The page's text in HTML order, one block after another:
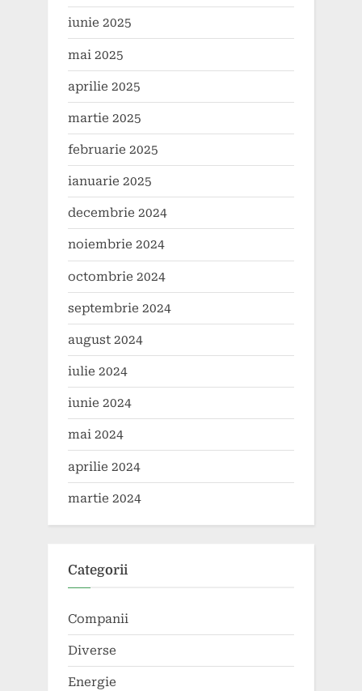
iunie 2025
mai 2025
aprilie 2025
martie 2025
februarie 2025
ianuarie 2025
decembrie 2024
noiembrie 2024
octombrie 2024
septembrie 2024
august 2024
iulie 2024
iunie 2024
mai 2024
aprilie 2024
martie 2024
Categorii
Companii
Diverse
Energie